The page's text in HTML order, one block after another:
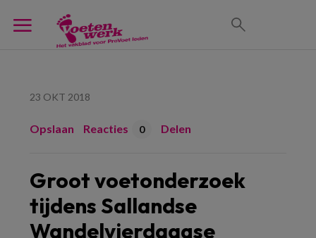
23 OKT 2018
Opslaan Reacties 0 Delen
Groot voetonderzoek
tijdens Sallandse
Wandelvierdaagse